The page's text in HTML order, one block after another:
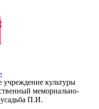
культуры
мемориально-
П.И.